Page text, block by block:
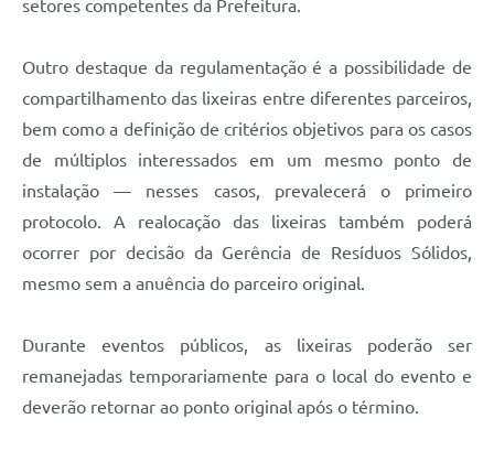
setores competentes da Prefeitura.
Outro destaque da regulamentação é a possibilidade de
compartilhamento das lixeiras entre diferentes parceiros,
bem como a definição de critérios objetivos para os casos
de múltiplos interessados em um mesmo ponto de
instalação — nesses casos, prevalecerá o primeiro
protocolo. A realocação das lixeiras também poderá
ocorrer por decisão da Gerência de Resíduos Sólidos,
mesmo sem a anuência do parceiro original.
Durante eventos públicos, as lixeiras poderão ser
remanejadas temporariamente para o local do evento e
deverão retornar ao ponto original após o término.